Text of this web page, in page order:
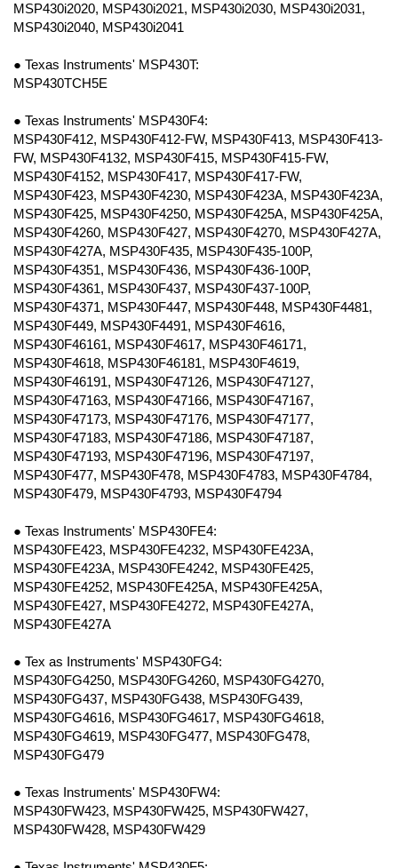
MSP430i2020, MSP430i2021, MSP430i2030, MSP430i2031,
MSP430i2040, MSP430i2041
● Texas Instruments' MSP430T:
MSP430TCH5E
● Texas Instruments' MSP430F4:
MSP430F412, MSP430F412-FW, MSP430F413, MSP430F413-
FW, MSP430F4132, MSP430F415, MSP430F415-FW,
MSP430F4152, MSP430F417, MSP430F417-FW,
MSP430F423, MSP430F4230, MSP430F423A, MSP430F423A,
MSP430F425, MSP430F4250, MSP430F425A, MSP430F425A,
MSP430F4260, MSP430F427, MSP430F4270, MSP430F427A,
MSP430F427A, MSP430F435, MSP430F435-100P,
MSP430F4351, MSP430F436, MSP430F436-100P,
MSP430F4361, MSP430F437, MSP430F437-100P,
MSP430F4371, MSP430F447, MSP430F448, MSP430F4481,
MSP430F449, MSP430F4491, MSP430F4616,
MSP430F46161, MSP430F4617, MSP430F46171,
MSP430F4618, MSP430F46181, MSP430F4619,
MSP430F46191, MSP430F47126, MSP430F47127,
MSP430F47163, MSP430F47166, MSP430F47167,
MSP430F47173, MSP430F47176, MSP430F47177,
MSP430F47183, MSP430F47186, MSP430F47187,
MSP430F47193, MSP430F47196, MSP430F47197,
MSP430F477, MSP430F478, MSP430F4783, MSP430F4784,
MSP430F479, MSP430F4793, MSP430F4794
● Texas Instruments' MSP430FE4:
MSP430FE423, MSP430FE4232, MSP430FE423A,
MSP430FE423A, MSP430FE4242, MSP430FE425,
MSP430FE4252, MSP430FE425A, MSP430FE425A,
MSP430FE427, MSP430FE4272, MSP430FE427A,
MSP430FE427A
● Tex as Instruments' MSP430FG4:
MSP430FG4250, MSP430FG4260, MSP430FG4270,
MSP430FG437, MSP430FG438, MSP430FG439,
MSP430FG4616, MSP430FG4617, MSP430FG4618,
MSP430FG4619, MSP430FG477, MSP430FG478,
MSP430FG479
● Texas Instruments' MSP430FW4:
MSP430FW423, MSP430FW425, MSP430FW427,
MSP430FW428, MSP430FW429